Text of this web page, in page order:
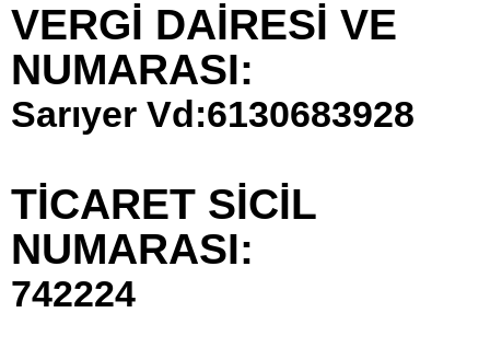
VERGİ DAİRESİ VE
NUMARASI:
Sarıyer Vd:6130683928
TİCARET SİCİL
NUMARASI:
742224